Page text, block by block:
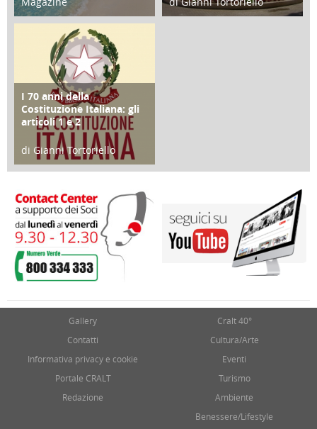
25 Giugno 2016
FOCUS
I 70 anni della
Costituzione Italiana: gli
articoli 1 e 2
di Gianni Tortoriello
17 Marzo 2018
Gallery
Contatti
Informativa privacy e cookie
Portale CRALT
Redazione
Cralt 40°
Cultura/Arte
Eventi
Turismo
Ambiente
Benessere/Lifestyle